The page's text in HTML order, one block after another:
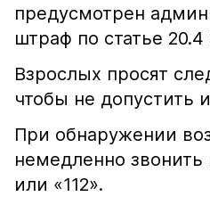
предусмотрен
штраф по статье
Взрослых просят
чтобы не допустить
При обнаружении
немедленно звонить
или «112».